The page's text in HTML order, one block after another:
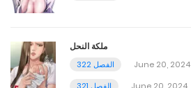
ملكة النحل
الفصل 322
June 20, 2024
الفصل 321
June 20, 2024